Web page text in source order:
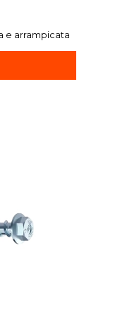
e arrampicata